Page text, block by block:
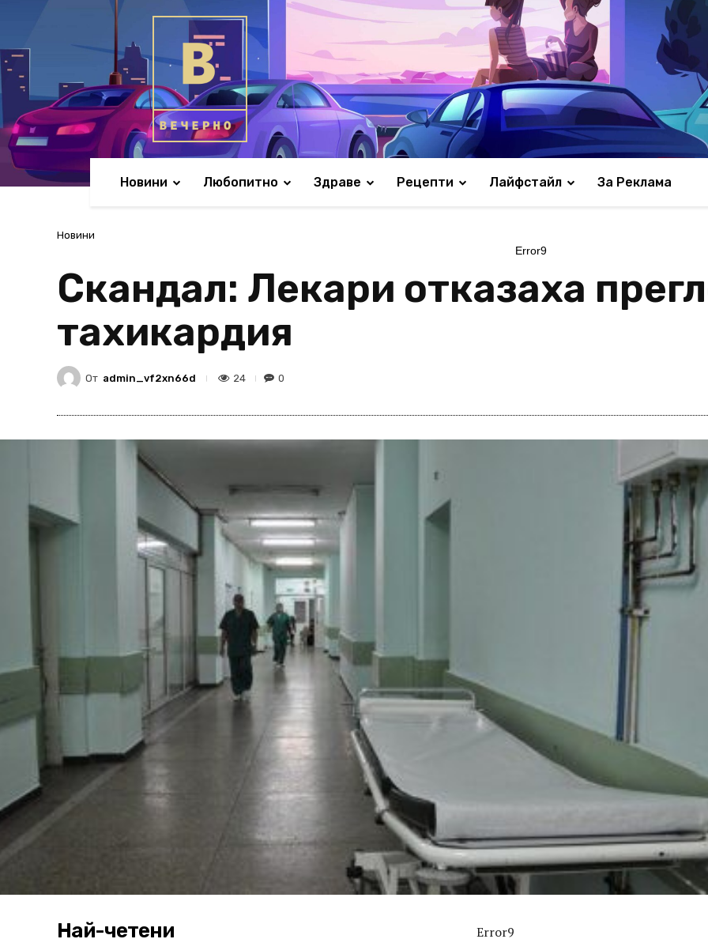
Новини Любопитно Здраве Рецепти Лайфстайл За Реклама
Новини
Error9
Скандал: Лекари отказаха
тахикардия
От admin_vf2xn66d 24 0
Най-четени Error9